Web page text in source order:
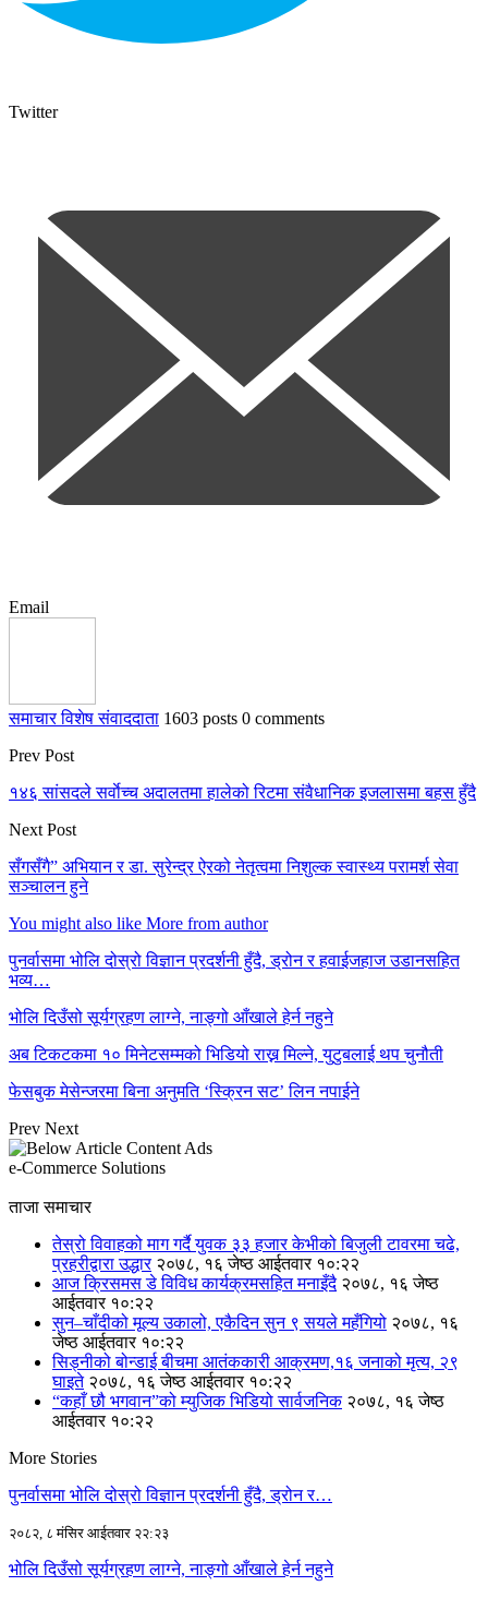
Twitter
Email
समाचार विशेष संवाददाता 1603 posts 0 comments
Prev Post
१४६ सांसदले सर्वाेच्च अदालतमा हालेको रिटमा संवैधानिक इजलासमा बहस हुँदै
Next Post
सँगसँगै” अभियान र डा. सुरेन्द्र ऐरको नेतृत्वमा निशुल्क स्वास्थ्य परामर्श सेवा
सञ्चालन हुने
You might also like More from author
पुनर्वासमा भोलि दोस्रो विज्ञान प्रदर्शनी हुँदै, ड्रोन र हवाईजहाज उडानसहित
भव्य…
भोलि दिउँसो सूर्यग्रहण लाग्ने, नाङ्गो आँखाले हेर्न नहुने
अब टिकटकमा १० मिनेटसम्मको भिडियो राख्न मिल्ने, युटुबलाई थप चुनौती
फेसबुक मेसेन्जरमा बिना अनुमति ‘स्क्रिन सट’ लिन नपाईने
Prev Next
e-Commerce Solutions
ताजा समाचार
तेस्रो विवाहको माग गर्दै युवक ३३ हजार केभीको बिजुली टावरमा चढे,
प्रहरीद्वारा उद्धार २०७८, १६ जेष्ठ आईतवार १०:२२
आज क्रिसमस डे विविध कार्यक्रमसहित मनाइँदै २०७८, १६ जेष्ठ
आईतवार १०:२२
सुन–चाँदीको मूल्य उकालो, एकैदिन सुन ९ सयले महँगियो २०७८, १६
जेष्ठ आईतवार १०:२२
सिड्नीको बोन्डाई बीचमा आतंककारी आक्रमण,१६ जनाको मृत्य, २९
घाइते २०७८, १६ जेष्ठ आईतवार १०:२२
“कहाँ छौ भगवान”को म्युजिक भिडियो सार्वजनिक २०७८, १६ जेष्ठ
आईतवार १०:२२
More Stories
पुनर्वासमा भोलि दोस्रो विज्ञान प्रदर्शनी हुँदै, ड्रोन र…
२०८२, ८ मंसिर आईतवार २२:२३
भोलि दिउँसो सूर्यग्रहण लाग्ने, नाङ्गो आँखाले हेर्न नहुने